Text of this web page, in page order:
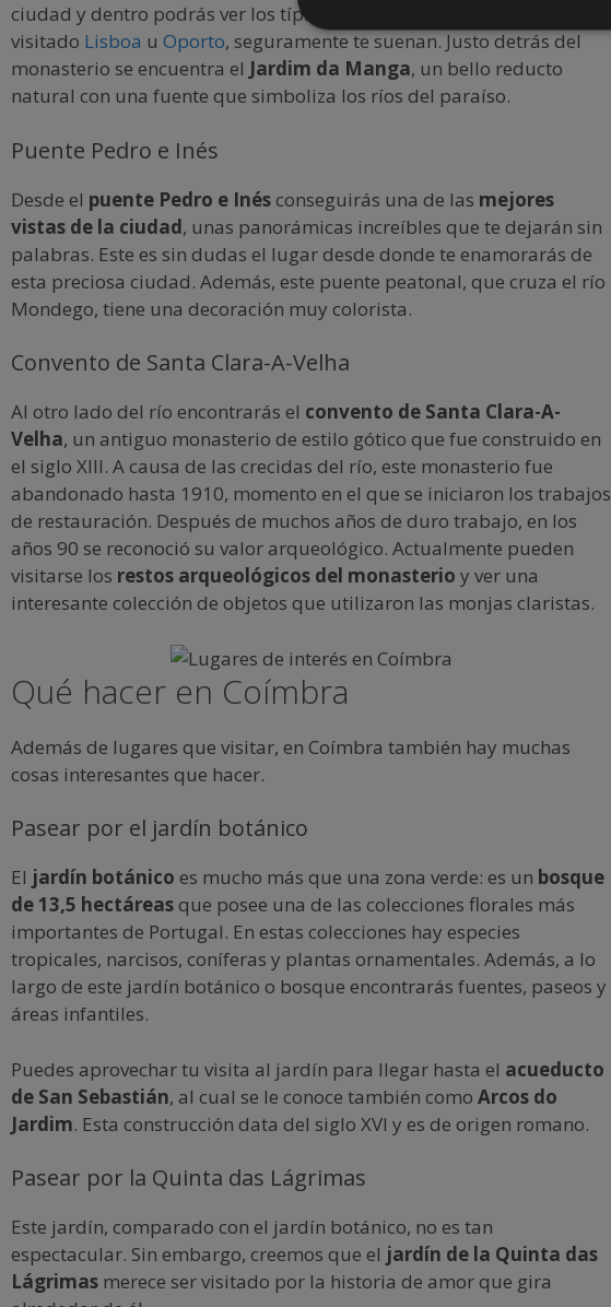
ciudad y dentro podrás ver los típicos azulejos portugueses. Si has
visitado Lisboa u Oporto, seguramente te suenan. Justo detrás del
monasterio se encuentra el Jardim da Manga, un bello reducto
natural con una fuente que simboliza los ríos del paraíso.
Puente Pedro e Inés
Desde el puente Pedro e Inésconseguirás una de las mejores
vistas de la ciudad, unas panorámicas increíbles que te dejarán sin
palabras. Este es sin dudas el lugar desde donde te enamorarás de
esta preciosa ciudad. Además, este puente peatonal, que cruza el río
Mondego, tiene una decoración muy colorista.
Convento de Santa Clara-A-Velha
Al otro lado del río encontrarás el convento de Santa Clara-A-
Velha, un antiguo monasterio de estilo gótico que fue construido en
el siglo XIII. A causa de las crecidas del río, este monasterio fue
abandonado hasta 1910, momento en el que se iniciaron los trabajos
de restauración. Después de muchos años de duro trabajo, en los
años 90 se reconoció su valor arqueológico. Actualmente pueden
visitarse los restos arqueológicos del monasterio y ver una
interesante colección de objetos que utilizaron las monjas claristas.
Qué hacer en Coímbra
Además de lugares que visitar, en Coímbra también hay muchas
cosas interesantes que hacer.
Pasear por el jardín botánico
El jardín botánico es mucho más que una zona verde: es un bosque
de 13,5 hectáreasque posee una de las colecciones florales más
importantes de Portugal. En estas colecciones hay especies
tropicales, narcisos, coníferas y plantas ornamentales. Además, a lo
largo de este jardín botánico o bosque encontrarás fuentes, paseos y
áreas infantiles.
Puedes aprovechar tu visita al jardín para llegar hasta el acueducto
de San Sebastián, al cual se le conoce también como Arcos do
Jardim. Esta construcción data del siglo XVI y es de origen romano.
Pasear por la Quinta das Lágrimas
Este jardín, comparado con el jardín botánico, no es tan
espectacular. Sin embargo, creemos que el jardín de la Quinta das
Lágrimas merece ser visitado por la historia de amor que gira